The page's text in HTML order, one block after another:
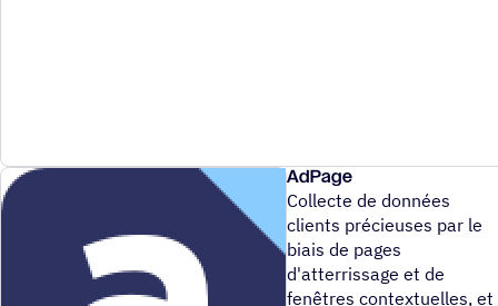
AdPage
Collecte de données
clients précieuses par le
biais de pages
d'atterrissage et de
fenêtres contextuelles, et